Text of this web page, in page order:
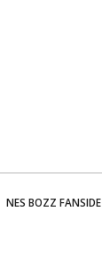
NES BOZZ FANSIDE